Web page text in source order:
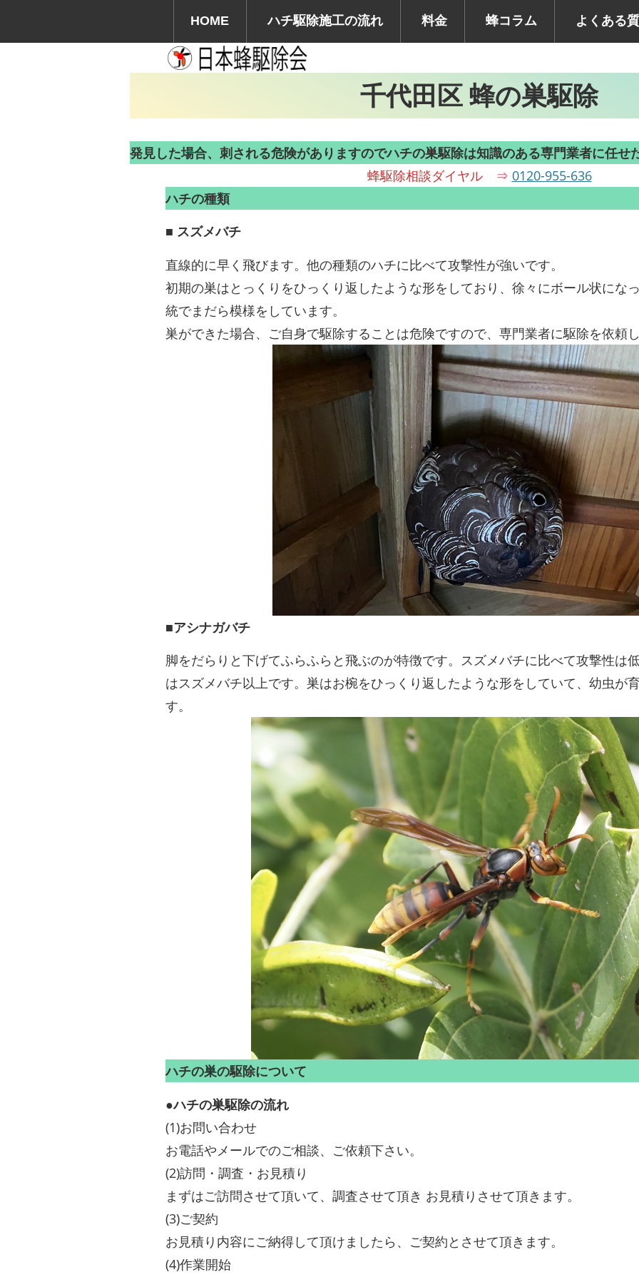
HOME ハチ駆除施工の流れ 料金 蜂コラム よくある
千代田区 蜂の巣駆除
発見した場合、刺される危険がありますのでハチの巣駆除は知識のある専門業者に任せ
蜂駆除相談ダイヤル ⇒ 0120-955-636
ハチの種類
■ スズメバチ
直線的に早く飛びます。他の種類のハチに比べて攻撃性が強いです。
初期の巣はとっくりをひっくり返したような形をしており、徐々にボール状にな
統でまだら模様をしています。
巣ができた場合、ご自身で駆除することは危険ですので、専門業者に駆除を依頼し
■アシナガバチ
脚をだらりと下げてふらふらと飛ぶのが特徴です。スズメバチに比べて攻撃性は
はスズメバチ以上です。巣はお椀をひっくり返したような形をしていて、幼虫が
す。
ハチの巣の駆除について
●ハチの巣駆除の流れ
(1)お問い合わせ
お電話やメールでのご相談、ご依頼下さい。
(2)訪問・調査・お見積り
まずはご訪問させて頂いて、調査させて頂き お見積りさせて頂きます。
(3)ご契約
お見積り内容にご納得して頂けましたら、ご契約とさせて頂きます。
(4)作業開始